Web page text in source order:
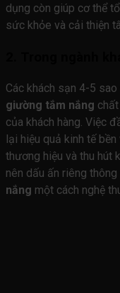
dụng còn giúp cơ thể
sức khỏe và cải thiện
Các khách sạn 4-5
giường tắm nắng
của khách hàng. Việc
lại hiệu quả kinh tế
thương hiệu và thu hút
nên dấu ấn riêng
nắng một cách nghệ